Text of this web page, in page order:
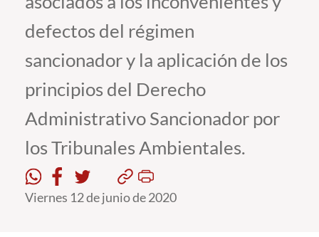
Estudiantes
Académicos
Funcionarios
Alumni
defectos del régimen
sancionador y la aplicación de los
principios del Derecho
Administrativo Sancionador por
los Tribunales Ambientales.
Viernes 12 de junio de 2020